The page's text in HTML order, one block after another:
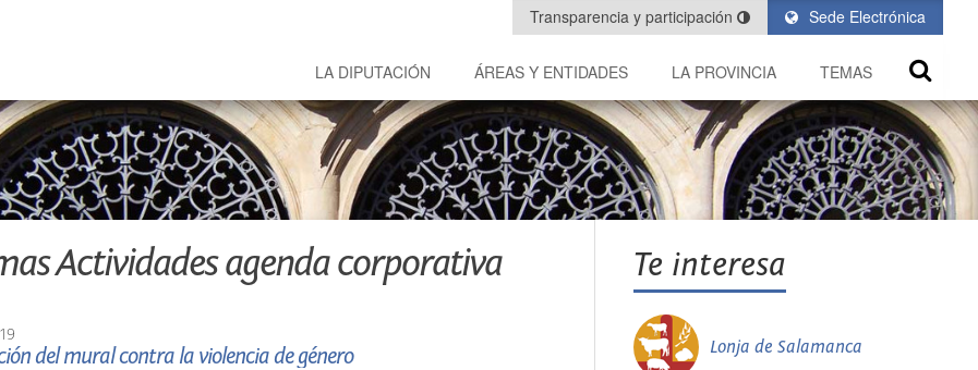
Sede Electrónica
Transparencia y participación
LA DIPUTACIÓN ÁREAS Y ENTIDADES LA PROVINCIA TEMAS
Actividades agenda corporativa
del mural contra la violencia de género
Te interesa
Lonja de Salamanca